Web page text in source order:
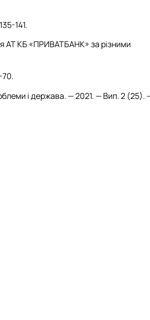
141.
АТ КБ «ПРИВАТБАНК» за різними
70.
і держава. — 2021. — Вип. 2 (25).